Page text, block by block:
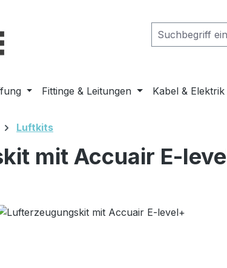
Fittinge & Leitungen Kabel & Elektrik
Luftkits
mit Accuair E-